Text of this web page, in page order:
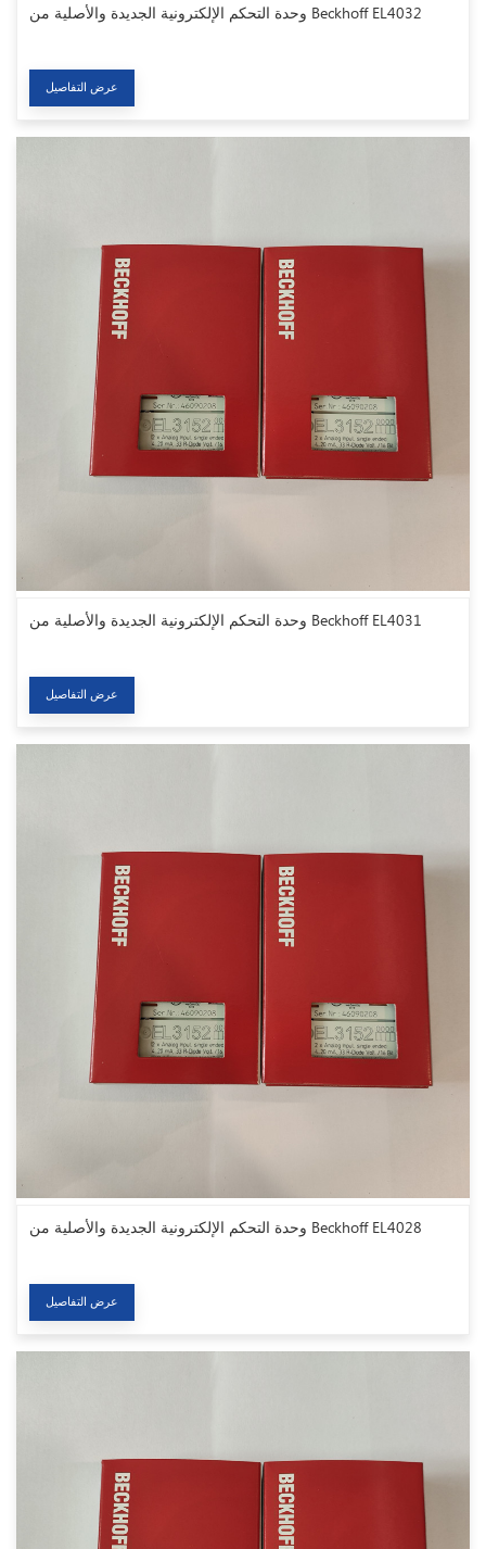
وحدة التحكم الإلكترونية الجديدة والأصلية من Beckhoff EL4032
عرض التفاصيل
وحدة التحكم الإلكترونية الجديدة والأصلية من Beckhoff EL4031
عرض التفاصيل
وحدة التحكم الإلكترونية الجديدة والأصلية من Beckhoff EL4028
عرض التفاصيل